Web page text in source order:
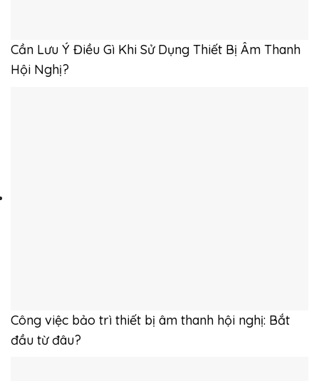
Cần Lưu Ý Điều Gì Khi Sử Dụng Thiết Bị Âm Thanh
Hội Nghị?
Công việc bảo trì thiết bị âm thanh hội nghị: Bắt
đầu từ đâu?